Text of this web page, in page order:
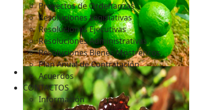
Proyectos de Ordenanzas
Resoluciones Legislativas
Resoluciones Ejecutivas
Resoluciones Administrativas
Resoluciones Bienes Mostrencos
Plan Anual de Contratación
Acuerdos
CONTACTOS
Información